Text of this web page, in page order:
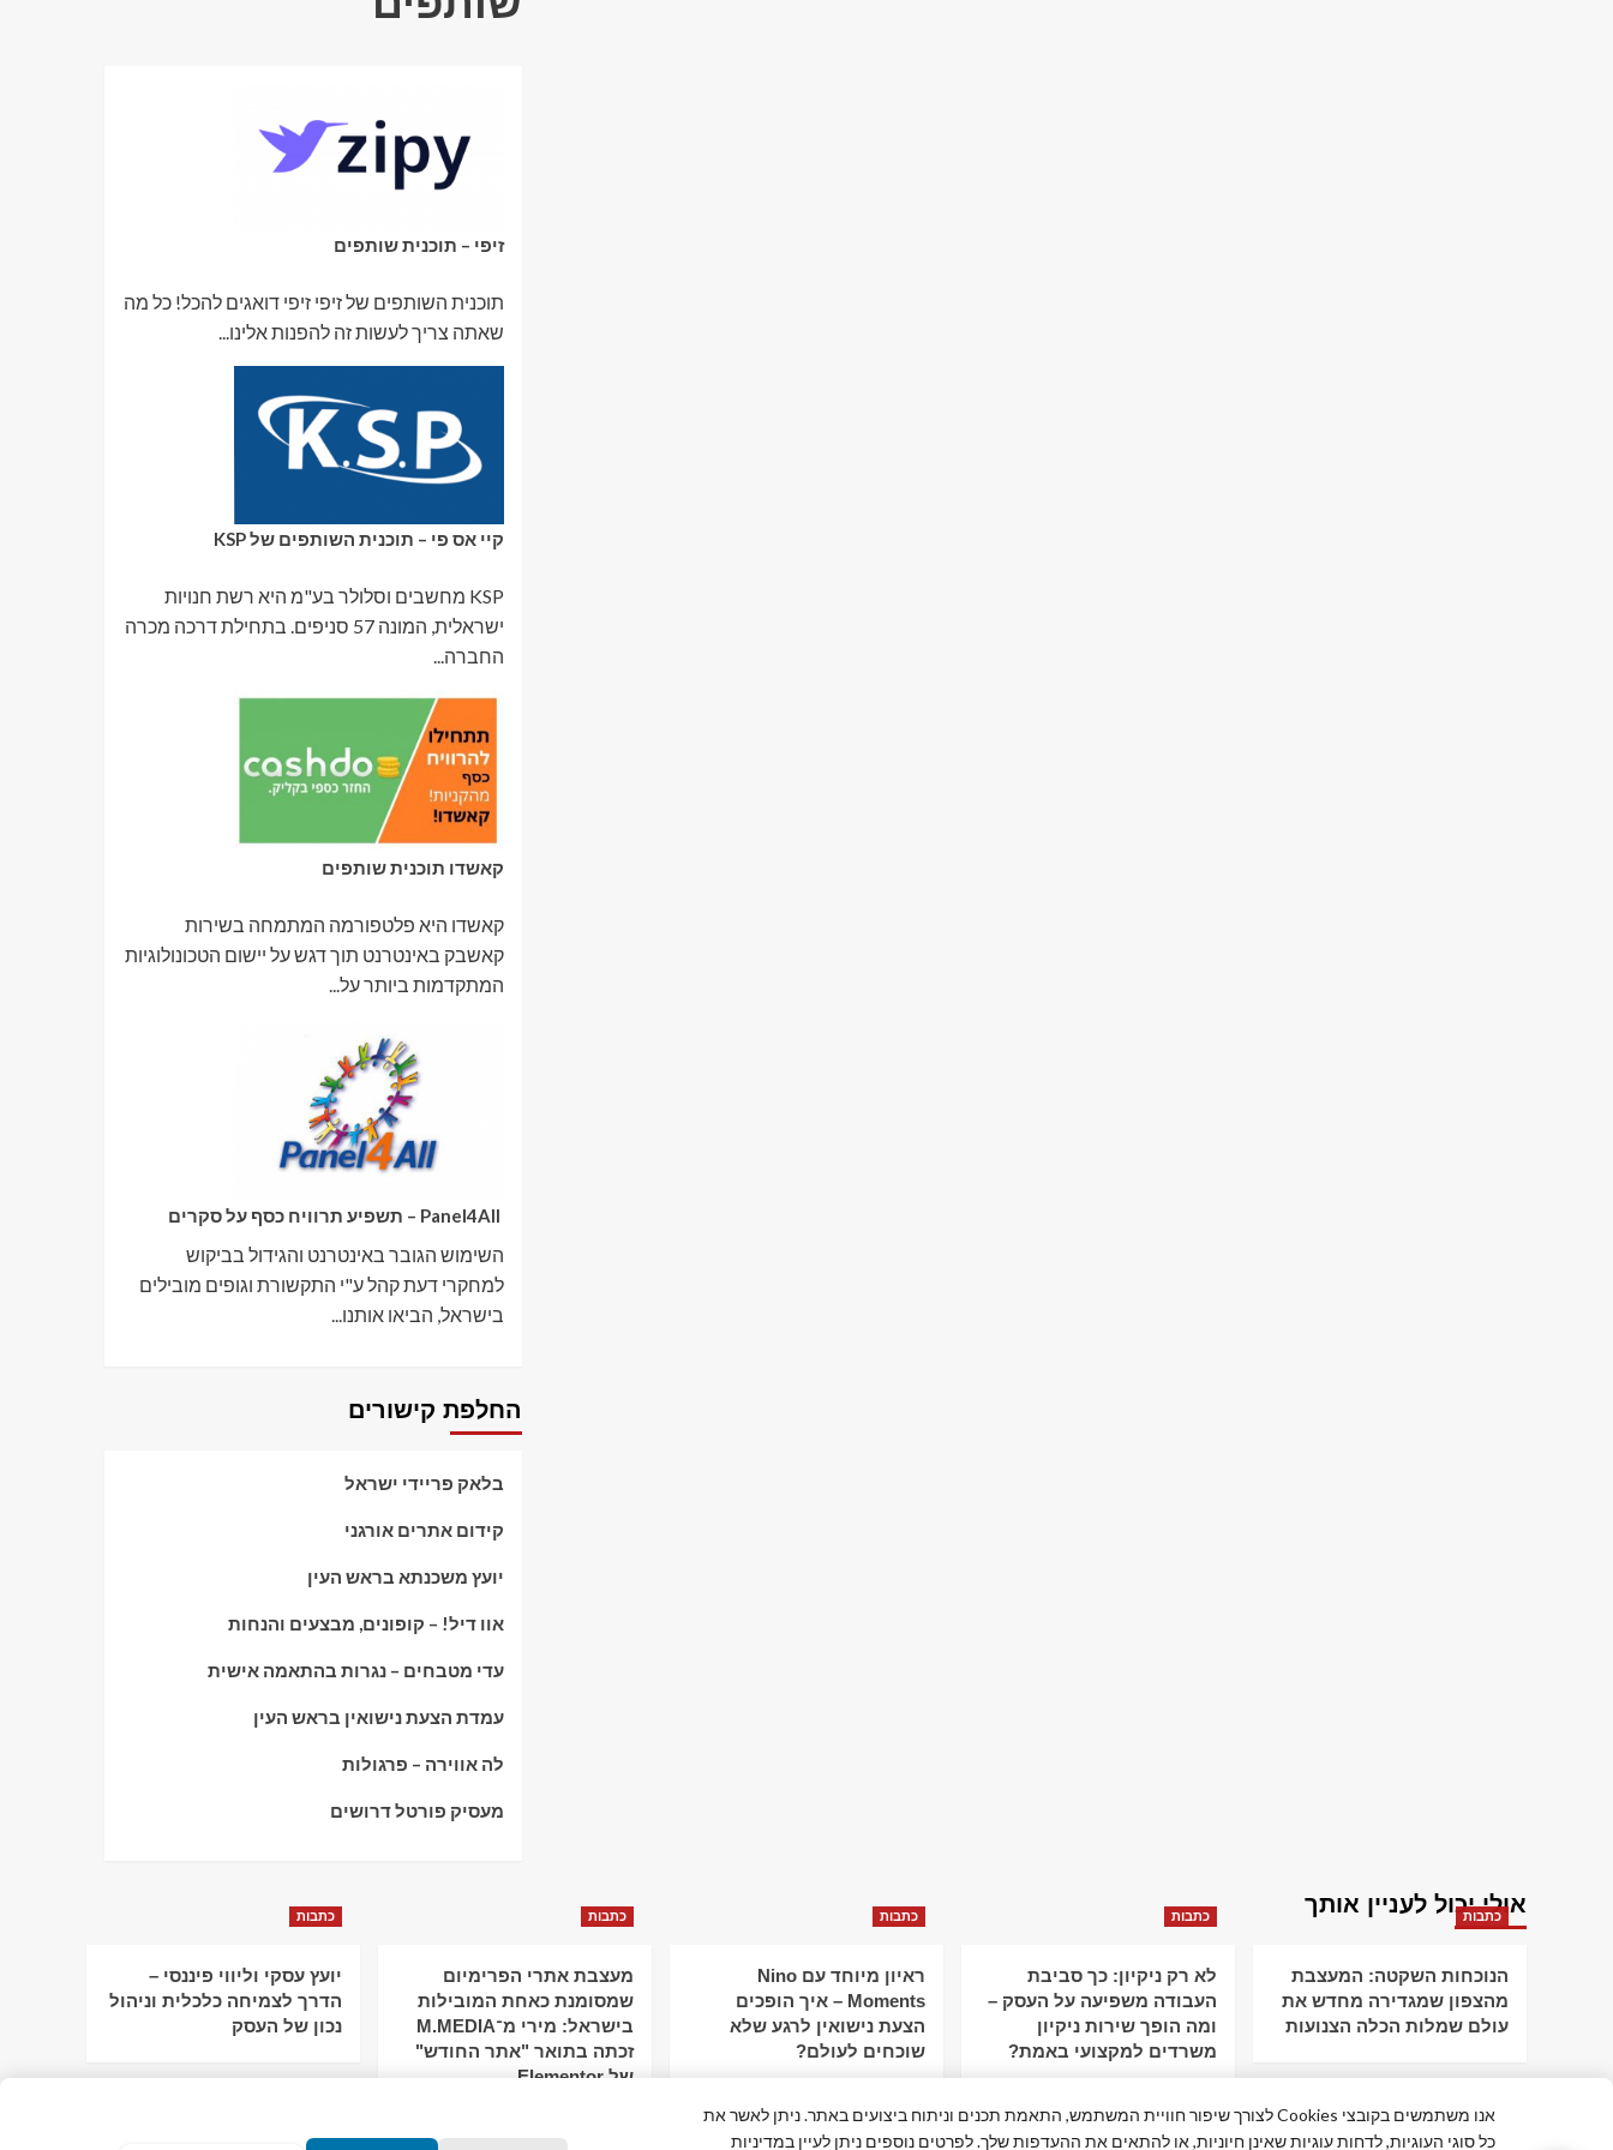
זיפי – תוכנית שותפים
תוכנית השותפים של זיפי זיפי דואגים להכל! כל מה
שאתה צריך לעשות זה להפנות אלינו...
קיי אס פי – תוכנית השותפים של KSP
KSP מחשבים וסלולר בע"מ היא רשת חנויות
ישראלית, המונה 57 סניפים. בתחילת דרכה מכרה
החברה...
קאשדו תוכנית שותפים
קאשדו היא פלטפורמה המתמחה בשירות
קאשבק באינטרנט תוך דגש על יישום הטכונולוגיות
המתקדמות ביותר על...
השימוש הגובר באינטרנט והגידול בביקוש
למחקרי דעת קהל ע"י התקשורת וגופים מובילים
בישראל, הביאו אותנו...
החלפת קישורים
בלאק פריידי ישראל
קידום אתרים אורגני
יועץ משכנתא בראש העין
אוו דיל! – קופונים, מבצעים והנחות
עדי מטבחים – נגרות בהתאמה אישית
עמדת הצעת נישואין בראש העין
לה אווירה – פרגולות
מעסיק פורטל דרושים
אולי יכול לעניין אותך
כתבות
הנוכחות השקטה: המעצבת
מהצפון שמגדירה מחדש את
עולם שמלות הכלה הצנועות
כתבות
לא רק ניקיון: כך סביבת
העבודה משפיעה על העסק –
ומה הופך שירות ניקיון
משרדים למקצועי באמת?
כתבות
ראיון מיוחד עם Nino
Moments – איך הופכים
הצעת נישואין לרגע שלא
שוכחים לעולם?
כתבות
מעצבת אתרי הפרימיום
שמסומנת כאחת המובילות
בישראל: מירי מ־M.MEDIA
זכתה בתואר "אתר החודש"
של Elementor
כתבות
יועץ עסקי וליווי פיננסי –
הדרך לצמיחה כלכלית וניהול
נכון של העסק
אנו משתמשים בקובצי Cookies לצורך שיפור חוויית המשתמש, התאמת תכנים וניתוח ביצועים באתר. ניתן לאשר את
כל סוגי העוגיות, לדחות עוגיות שאינן חיוניות, או להתאים את ההעדפות שלך. לפרטים נוספים ניתן לעיין במדיניות